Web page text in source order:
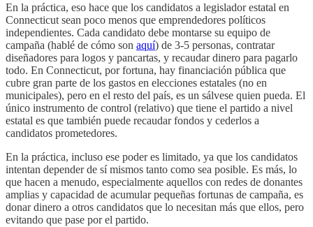
En la práctica, eso hace que los candidatos a legislador estatal en
Connecticut sean poco menos que emprendedores políticos
independientes. Cada candidato debe montarse su equipo de
campaña (hablé de cómo son aquí) de 3-5 personas, contratar
diseñadores para logos y pancartas, y recaudar dinero para pagarlo
todo. En Connecticut, por fortuna, hay financiación pública que
cubre gran parte de los gastos en elecciones estatales (no en
municipales), pero en el resto del país, es un sálvese quien pueda. El
único instrumento de control (relativo) que tiene el partido a nivel
estatal es que también puede recaudar fondos y cederlos a
candidatos prometedores.
En la práctica, incluso ese poder es limitado, ya que los candidatos
intentan depender de sí mismos tanto como sea posible. Es más, lo
que hacen a menudo, especialmente aquellos con redes de donantes
amplias y capacidad de acumular pequeñas fortunas de campaña, es
donar dinero a otros candidatos que lo necesitan más que ellos, pero
evitando que pase por el partido.